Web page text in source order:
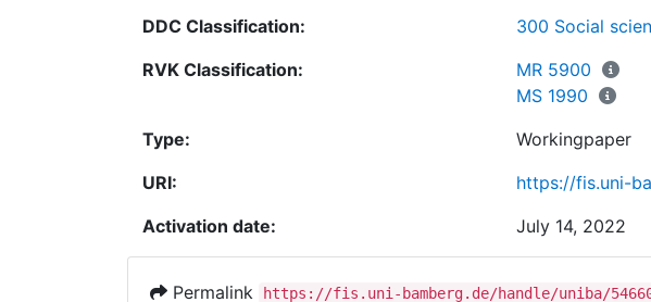
entweder als
Ertrag als
sprechen dafür,
Familien gibt.
DDC Classification:
300 Social
RVK Classification:
MR 5900
MS 1990
Type:
Workingpaper
URI:
https://fis.uni-
Activation date:
July 14, 2022
Permalink https://fis.uni-bamberg.de/handle/uniba/